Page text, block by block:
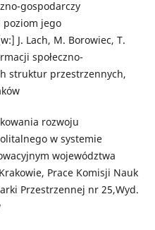
gospodarczy
poziom jego
J. Lach, M. Borowiec, T.
społeczno-
struktur przestrzennych,
rozwoju
w systemie
województwa
Prace Komisji Nauk
Przestrzennej nr 25,Wyd.